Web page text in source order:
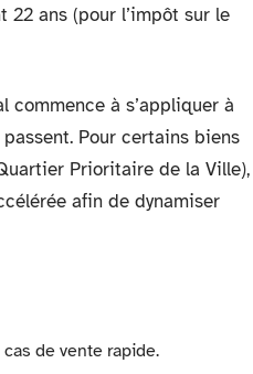
ans (pour l’impôt sur le
commence à s’appliquer à
Pour certains biens
Prioritaire de la Ville),
afin de dynamiser
de vente rapide.